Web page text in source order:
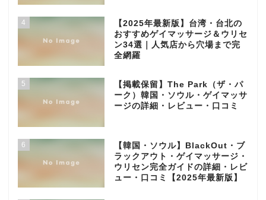
4
【2025年最新版】台湾・台北の
おすすめゲイマッサージ＆ウリセ
ン34選｜人気店から穴場まで完
全網羅
5
【掲載保留】The Park（ザ・パ
ーク）韓国・ソウル・ゲイマッサ
ージの詳細・レビュー・口コミ
6
【韓国・ソウル】BlackOut・ブ
ラックアウト・ゲイマッサージ・
ウリセン完全ガイドの詳細・レビ
ュー・口コミ【2025年最新版】